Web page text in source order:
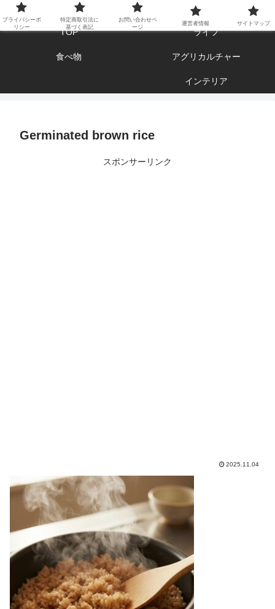
エンジョイ ブログライフ
TOP ライフ
食べ物 アグリカルチャー
インテリア
Germinated brown rice
スポンサーリンク
2025.11.04
プライバシーポ
リシー
特定商取引法に
基づく表記
お問い合わせペ
ージ
運営者情報 サイトマップ